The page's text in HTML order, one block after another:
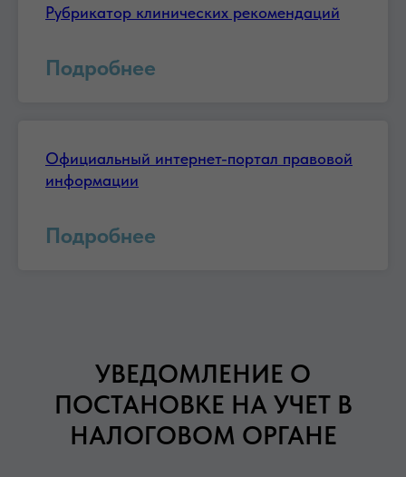
Рубрикатор клинических рекомендаций
Подробнее
Официальный интернет-портал правовой
информации
Подробнее
УВЕДОМЛЕНИЕ О
ПОСТАНОВКЕ НА УЧЕТ В
НАЛОГОВОМ ОРГАНЕ